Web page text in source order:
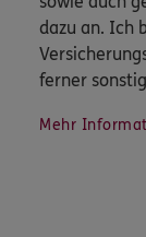
dazu an. Ich
ferner
Mehr